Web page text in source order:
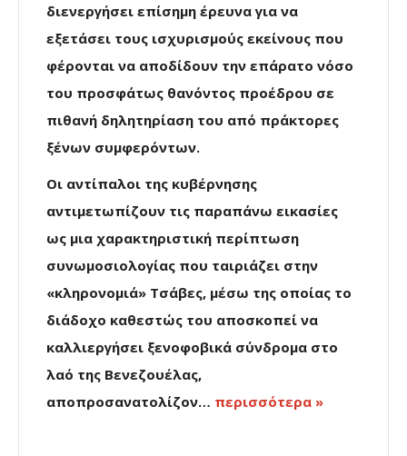
διενεργήσει επίσημη έρευνα για να
εξετάσει τους ισχυρισμούς εκείνους που
φέρονται να αποδίδουν την επάρατο νόσο
του προσφάτως θανόντος προέδρου σε
πιθανή δηλητηρίαση του από πράκτορες
ξένων συμφερόντων.
Οι αντίπαλοι της κυβέρνησης
αντιμετωπίζουν τις παραπάνω εικασίες
ως μια χαρακτηριστική περίπτωση
συνωμοσιολογίας που ταιριάζει στην
«κληρονομιά» Τσάβες, μέσω της οποίας το
διάδοχο καθεστώς του αποσκοπεί να
καλλιεργήσει ξενοφοβικά σύνδρομα στο
λαό της Βενεζουέλας,
αποπροσανατολίζον… περισσότερα »